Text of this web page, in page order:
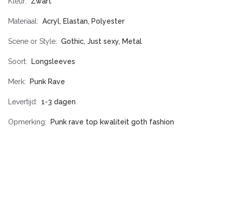
Materiaal Acryl, Elastan, Polyester
Scene or Style Gothic, Just sexy, Metal
Soort Longsleeves
Merk Punk Rave
Levertijd 1-3 dagen
Opmerking Punk rave top kwaliteit goth fashion